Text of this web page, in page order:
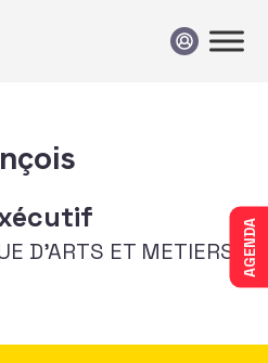
AGENDA
D'ARTS ET METIERS -